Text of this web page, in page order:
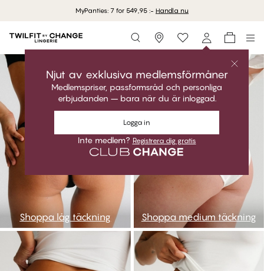
MyPanties: 7 for 549,95 :- Handla nu
Storefinder
Njut av exklusiva medlemsförmåner
Medlemspriser, passformsråd och personliga
erbjudanden – bara när du är inloggad.
Logga in
Inte medlem? Registrera dig gratis
go1
Shoppa låg täckning Shoppa medium täckning
go4